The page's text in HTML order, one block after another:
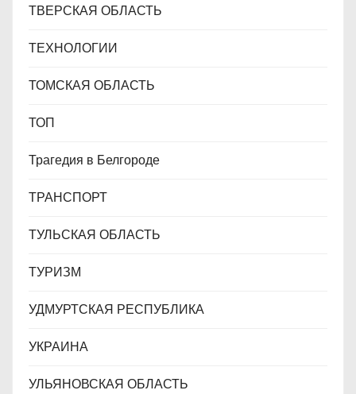
ТВЕРСКАЯ ОБЛАСТЬ
ТЕХНОЛОГИИ
ТОМСКАЯ ОБЛАСТЬ
ТОП
Трагедия в Белгороде
ТРАНСПОРТ
ТУЛЬСКАЯ ОБЛАСТЬ
ТУРИЗМ
УДМУРТСКАЯ РЕСПУБЛИКА
УКРАИНА
УЛЬЯНОВСКАЯ ОБЛАСТЬ